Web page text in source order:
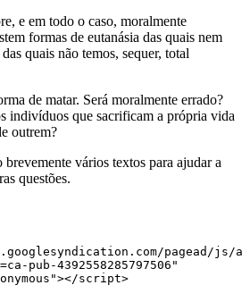
e em todo o caso, moralmente
formas de eutanásia das quais nem
quais não temos, sequer, total
de matar. Será moralmente errado?
indivíduos que sacrificam a própria vida
outrem?
vários textos para ajudar a
questões.
pagead/js/a
pub-4392558285797506"
script>